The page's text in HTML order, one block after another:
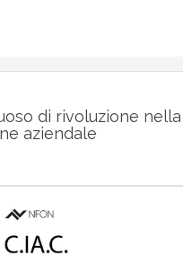
di rivoluzione nella
aziendale